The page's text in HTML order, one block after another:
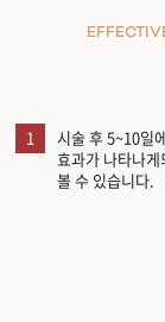
1
시술 후 5~10일
효과가 나타나
볼 수 있습니다.